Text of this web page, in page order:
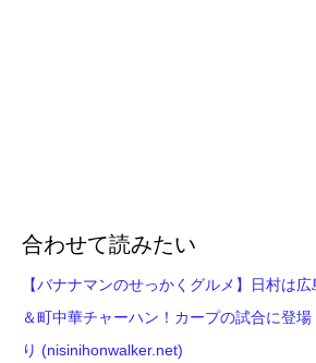
合わせて読みたい
【バナナマンのせっかくグルメ】日村は
＆町中華チャーハン！カープの試合に登
り (nisinihonwalker.net)